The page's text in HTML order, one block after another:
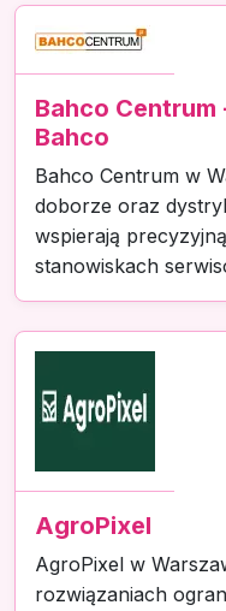
Bahco
Bahco
Bahco Centrum w
doborze oraz
wspierają
stanowiskach
AgroPixel
AgroPixel w
rozwiązaniach